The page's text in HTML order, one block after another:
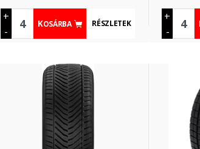
+
-
KOSÁRBA RÉSZLETEK
+
-